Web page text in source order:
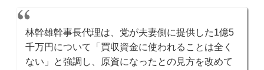
林幹雄幹事長代理は、党が夫妻側に提供した1億5
千万円について「買収資金に使われることは全く
ない」と強調し、原資になったとの見方を改めて